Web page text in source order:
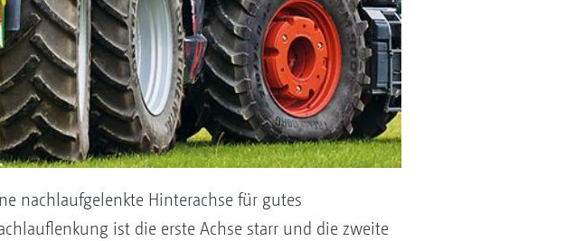
nachlaufgelenkte Hinterachse für gutes
ist die erste Achse starr und die zweite